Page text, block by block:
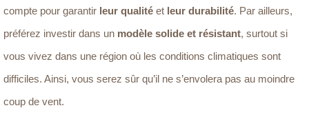
compte pour garantir leur qualité et leur durabilité. Par ailleurs,
préférez investir dans un modèle solide et résistant, surtout si
vous vivez dans une région où les conditions climatiques sont
difficiles. Ainsi, vous serez sûr qu’il ne s’envolera pas au moindre
coup de vent.